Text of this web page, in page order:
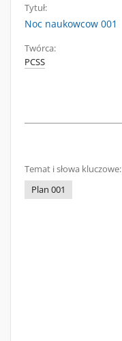
Tytuł:
Noc naukowcow 001
Twórca:
PCSS
Temat i słowa kluczowe:
Plan 001